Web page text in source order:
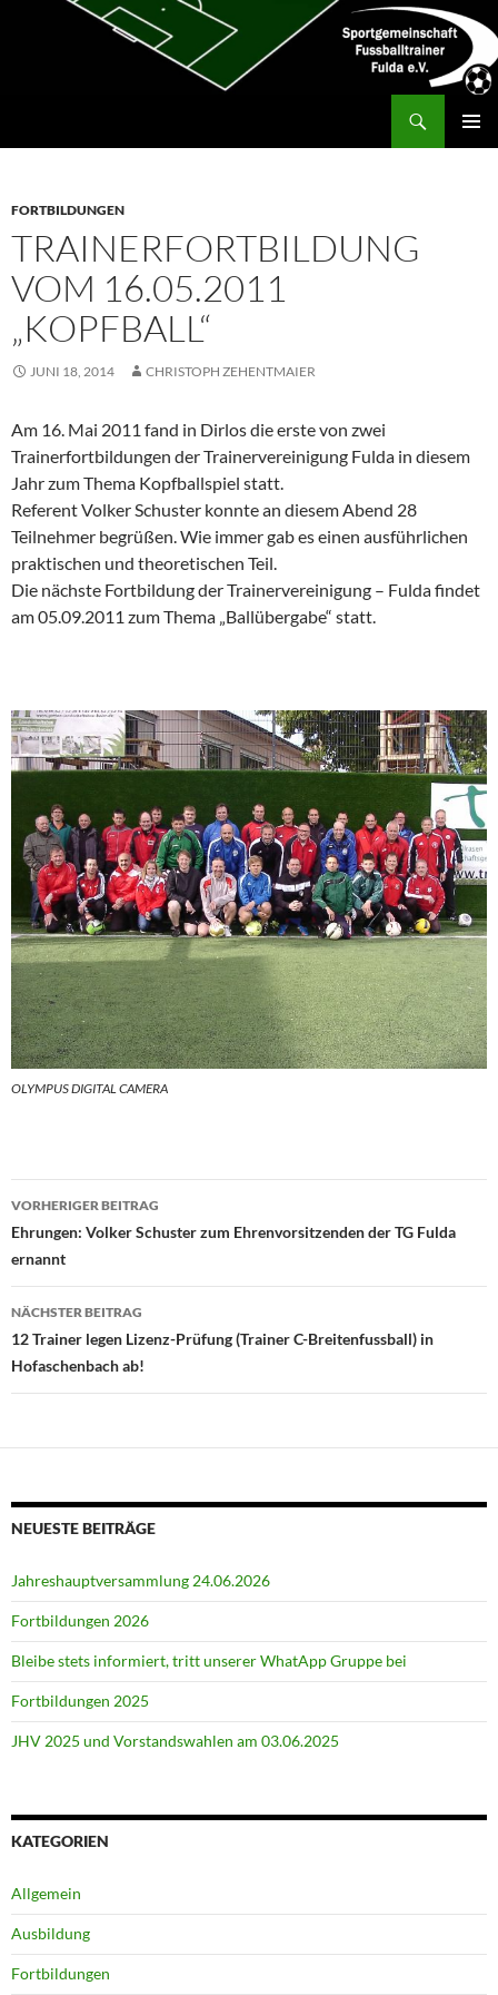
FORTBILDUNGEN
TRAINERFORTBILDUNG
VOM 16.05.2011
„KOPFBALL“
JUNI 18, 2014 CHRISTOPH ZEHENTMAIER
Am 16. Mai 2011 fand in Dirlos die erste von zwei
Trainerfortbildungen der Trainervereinigung Fulda in diesem
Jahr zum Thema Kopfballspiel statt.
Referent Volker Schuster konnte an diesem Abend 28
Teilnehmer begrüßen. Wie immer gab es einen ausführlichen
praktischen und theoretischen Teil.
Die nächste Fortbildung der Trainervereinigung – Fulda findet
am 05.09.2011 zum Thema „Ballübergabe“ statt.
OLYMPUS DIGITAL CAMERA
Beitragsnavigation
VORHERIGER BEITRAG
Ehrungen: Volker Schuster zum Ehrenvorsitzenden der TG Fulda
ernannt
NÄCHSTER BEITRAG
12 Trainer legen Lizenz-Prüfung (Trainer C-Breitenfussball) in
Hofaschenbach ab!
NEUESTE BEITRÄGE
Jahreshauptversammlung 24.06.2026
Fortbildungen 2026
Bleibe stets informiert, tritt unserer WhatApp Gruppe bei
Fortbildungen 2025
JHV 2025 und Vorstandswahlen am 03.06.2025
KATEGORIEN
Allgemein
Ausbildung
Fortbildungen